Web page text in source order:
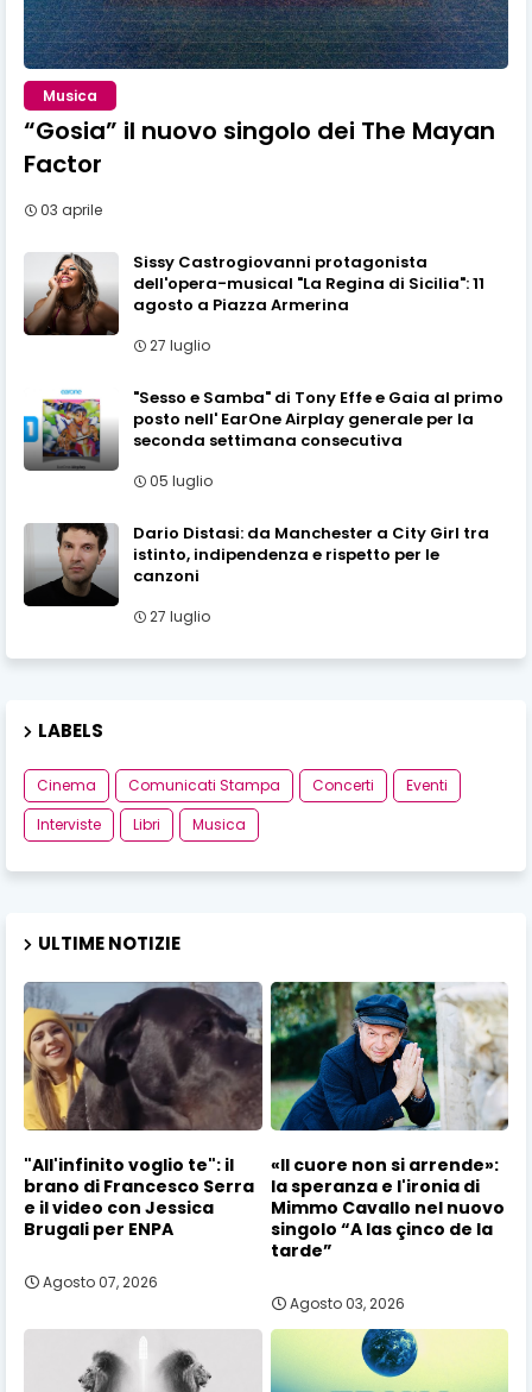
Musica
“Gosia” il nuovo singolo dei The Mayan
Factor
03 aprile
Sissy Castrogiovanni protagonista
dell'opera-musical "La Regina di Sicilia": 11
agosto a Piazza Armerina
27 luglio
"Sesso e Samba" di Tony Effe e Gaia al primo
posto nell' EarOne Airplay generale per la
seconda settimana consecutiva
05 luglio
Dario Distasi: da Manchester a City Girl tra
istinto, indipendenza e rispetto per le
canzoni
27 luglio
LABELS
Cinema Comunicati Stampa Concerti
Eventi
Interviste
Libri Musica
ULTIME NOTIZIE
"All'infinito voglio te": il
brano di Francesco Serra
e il video con Jessica
Brugali per ENPA
Agosto 07, 2026
«Il cuore non si arrende»:
la speranza e l'ironia di
Mimmo Cavallo nel nuovo
singolo “A las çinco de la
tarde”
Agosto 03, 2026